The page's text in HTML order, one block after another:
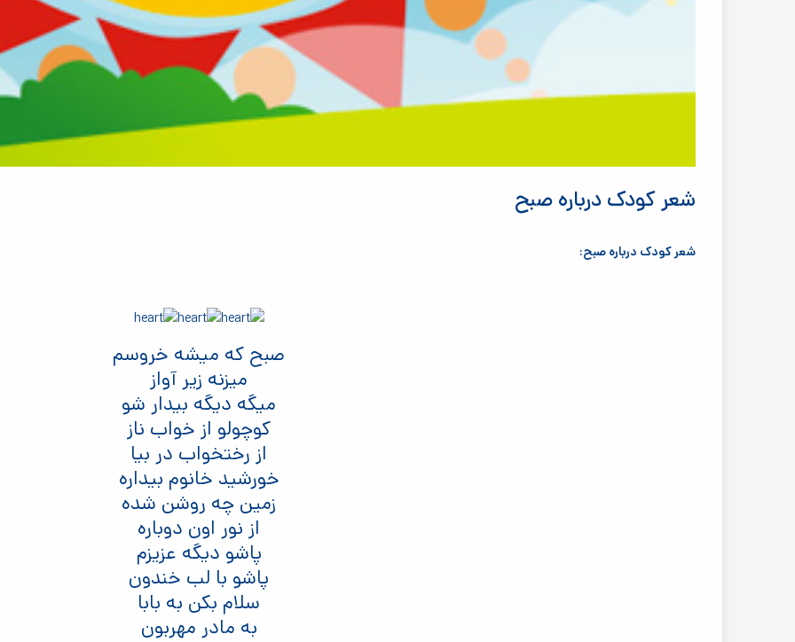
شعر کودک درباره صبح
شعر کودک درباره صبح:
صبح که میشه خروسم
میزنه زیر آواز
میگه دیگه بیدار شو
کوچولو از خواب ناز
از رختخواب در بیا
خورشید خانوم بیداره
زمین چه روشن شده
از نور اون دوباره
پاشو دیگه عزیزم
پاشو با لب خندون
سلام بکن به بابا
به مادر مهربون